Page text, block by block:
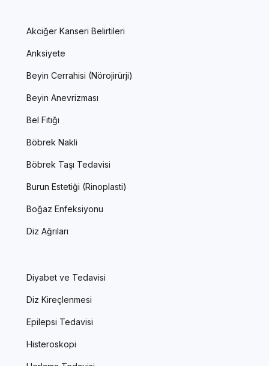
Akciğer Kanseri Belirtileri
Anksiyete
Beyin Cerrahisi (Nörojirürji)
Beyin Anevrizması
Bel Fıtığı
Böbrek Nakli
Böbrek Taşı Tedavisi
Burun Estetiği (Rinoplasti)
Boğaz Enfeksiyonu
Diz Ağrıları
Diyabet ve Tedavisi
Diz Kireçlenmesi
Epilepsi Tedavisi
Histeroskopi